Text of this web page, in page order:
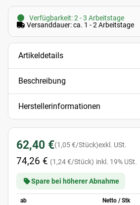
Verfügbarkeit: 2 - 3 Arbeitstage
Versanddauer: ca. 1 - 2 Arbeitstage
Artikeldetails
Beschreibung
Herstellerinformationen
62,40 €(1,05 €/Stück)exkl. USt.
74,26 € (1,24 €/Stück) inkl. 19% USt.
Spare bei höherer Abnahme
ab Netto / Stk